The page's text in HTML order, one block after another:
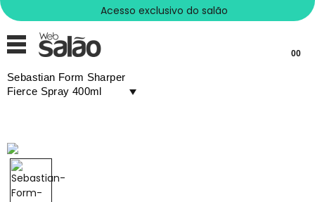
Acesso exclusivo do salão
00
Sebastian Form Sharper
Fierce Spray 400ml